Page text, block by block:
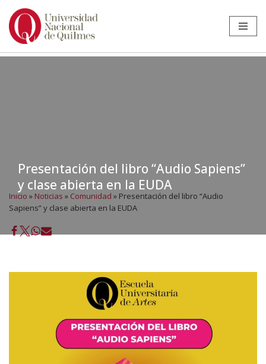
Ir
Presentación del libro “Audio Sapiens”
y clase abierta en la EUDA
Inicio » Noticias » Comunidad » Presentación del libro “Audio
Sapiens” y clase abierta en la EUDA